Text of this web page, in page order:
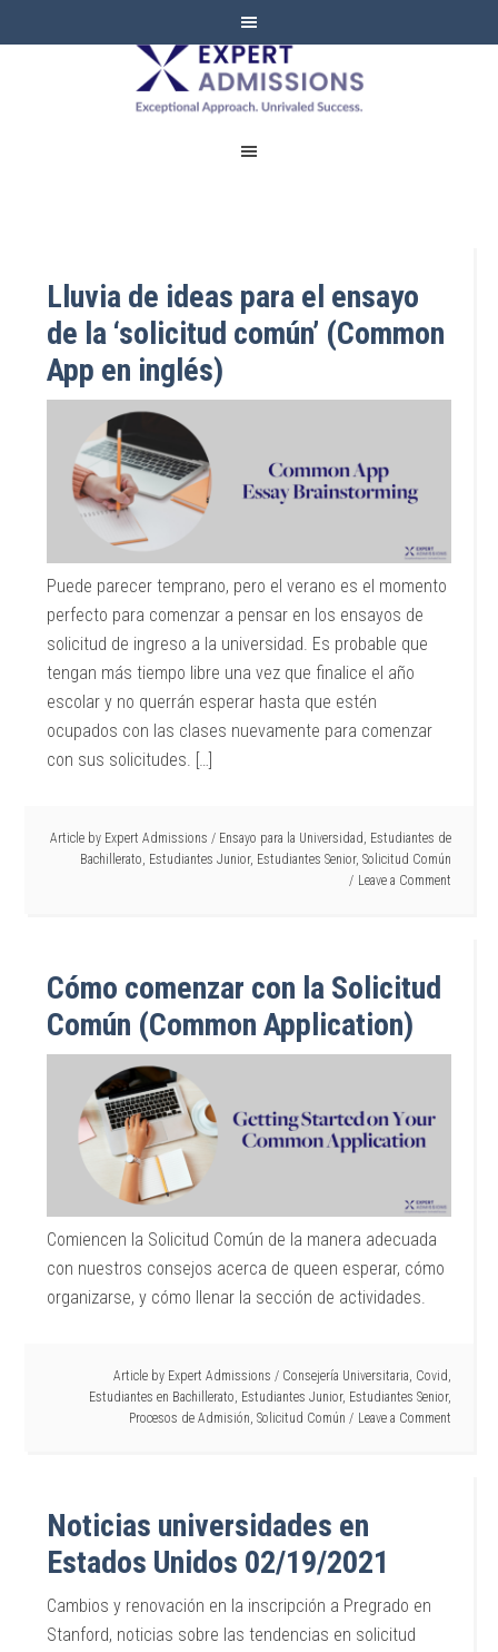
EXPERT
ADMISSIONS
Lluvia de ideas para el ensayo
de la ‘solicitud común’ (Common
App en inglés)
Puede parecer temprano, pero el verano es el momento
perfecto para comenzar a pensar en los ensayos de
solicitud de ingreso a la universidad. Es probable que
tengan más tiempo libre una vez que finalice el año
escolar y no querrán esperar hasta que estén
ocupados con las clases nuevamente para comenzar
con sus solicitudes. […]
Article by Expert Admissions / Ensayo para la Universidad Estudiantes de
Bachillerato Estudiantes Junior, Estudiantes Senior, Solicitud Común
Leave a Comment
Cómo comenzar con la Solicitud
Común (Common Application)
Comiencen la Solicitud Común de la manera adecuada
con nuestros consejos acerca de queen esperar, cómo
organizarse, y cómo llenar la sección de actividades.
Article by Expert Admissions / Consejería Universitaria, Covid,
Estudiantes en Bachillerato, Estudiantes Junior, Estudiantes Senior,
Procesos de Admisión, Solicitud Común Leave a Comment
Noticias universidades en
Estados Unidos 02/19/2021
Cambios y renovación en la inscripción a Pregrado en
Stanford, noticias sobre las tendencias en solicitud